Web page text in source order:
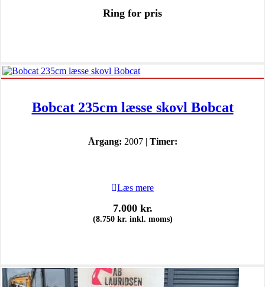
Ring for pris
Bobcat 235cm læsse skovl Bobcat
Årgang: 2007 | Timer:
Læs mere
7.000 kr.
(8.750 kr. inkl. moms)